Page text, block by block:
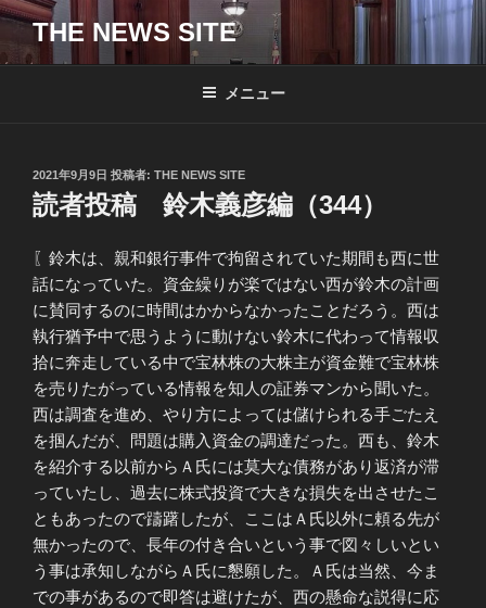
コ
テ
THE NEWS SITE
メニュー
投
稿
日:
2021年9月9日 投稿者: THE NEWS SITE
読者投稿 鈴木義彦編（344）
〖鈴木は、親和銀行事件で拘留されていた期間も西に世
話になっていた。資金繰りが楽ではない西が鈴木の計画
に賛同するのに時間はかからなかったことだろう。西は
執行猶予中で思うように動けない鈴木に代わって情報収
拾に奔走している中で宝林株の大株主が資金難で宝林株
を売りたがっている情報を知人の証券マンから聞いた。
西は調査を進め、やり方によっては儲けられる手ごたえ
を掴んだが、問題は購入資金の調達だった。西も、鈴木
を紹介する以前からＡ氏には莫大な債務があり返済が滞
っていたし、過去に株式投資で大きな損失を出させたこ
ともあったので躊躇したが、ここはＡ氏以外に頼る先が
無かったので、長年の付き合いという事で図々しいとい
う事は承知しながらＡ氏に懇願した。Ａ氏は当然、今ま
での事があるので即答は避けたが、西の懸命な説得に応